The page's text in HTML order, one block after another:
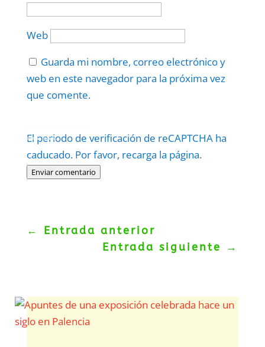
Web
Guarda mi nombre, correo electrónico y
web en este navegador para la próxima vez
que comente.
El periodo de verificación de reCAPTCHA ha
caducado. Por favor, recarga la página.
Enviar comentario
Politica–Términos.
← Entrada anterior
Entrada siguiente
→